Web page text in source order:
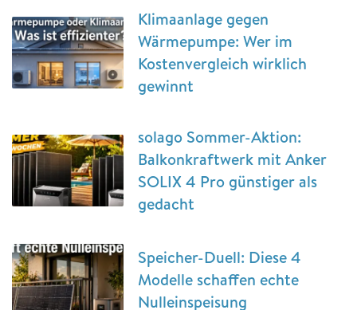
Klimaanlage gegen
Wärmepumpe: Wer im
Kostenvergleich wirklich
gewinnt
solago Sommer-Aktion:
Balkonkraftwerk mit Anker
SOLIX 4 Pro günstiger als
gedacht
Speicher-Duell: Diese 4
Modelle schaffen echte
Nulleinspeisung